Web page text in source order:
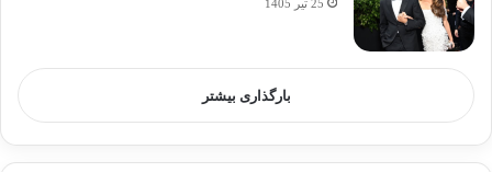
25 تیر 1405
بارگذاری بیشتر